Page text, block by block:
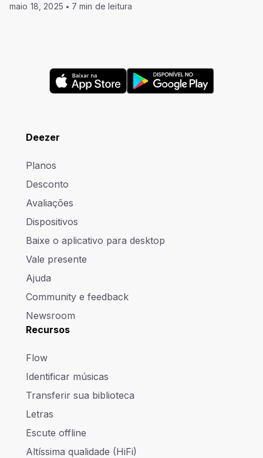
maio 18, 2025 7 min de leitura
Deezer
Planos
Desconto
Avaliações
Dispositivos
Baixe o aplicativo para desktop
Vale presente
Ajuda
Community e feedback
Newsroom
Recursos
Flow
Identificar músicas
Transferir sua biblioteca
Letras
Escute offline
Altíssima qualidade (HiFi)